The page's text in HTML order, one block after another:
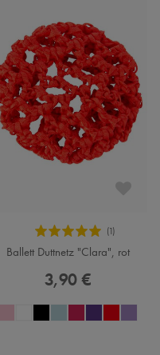
Ballett Duttnetz "Clara", rot
3,90 €